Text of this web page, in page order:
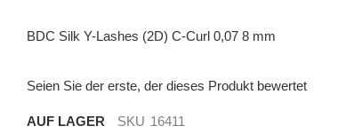
BDC Silk Y-Lashes (2D) C-Curl 0,07 8 mm
Seien Sie der erste, der dieses Produkt bewertet
AUF LAGER SKU 16411